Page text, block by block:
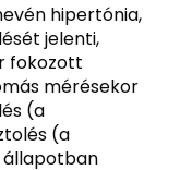
hipertónia,
jelenti,
fokozott
mérésekor
(a
(a
állapotban